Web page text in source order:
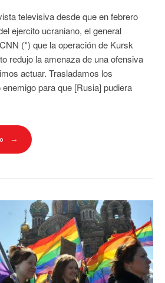
televisiva desde que en febrero
ejercito ucraniano, el general
(*) que la operación de Kursk
redujo la amenaza de una ofensiva
actuar. Trasladamos los
para que [Rusia] pudiera
→